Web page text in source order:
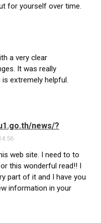
for yourself over time.
a very clear
It was really
extremely helpful.
news/?
web site. I need to to
this wonderful read!! I
part of it and I have you
information in your